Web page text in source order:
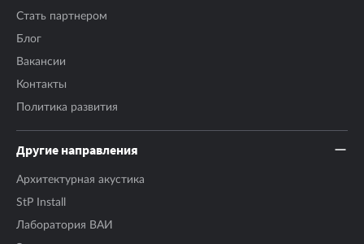
Стать партнером
Блог
Вакансии
Контакты
Политика развития
Другие направления
Архитектурная акустика
StP Install
Лаборатория ВАИ